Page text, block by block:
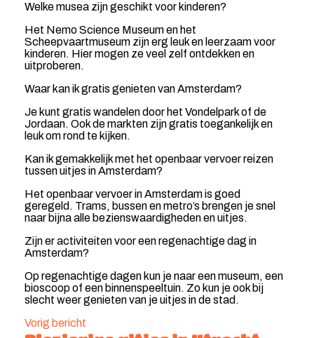
Welke musea zijn geschikt voor kinderen?
Het Nemo Science Museum en het
Scheepvaartmuseum zijn erg leuk en leerzaam voor
kinderen. Hier mogen ze veel zelf ontdekken en
uitproberen.
Waar kan ik gratis genieten van Amsterdam?
Je kunt gratis wandelen door het Vondelpark of de
Jordaan. Ook de markten zijn gratis toegankelijk en
leuk om rond te kijken.
Kan ik gemakkelijk met het openbaar vervoer reizen
tussen uitjes in Amsterdam?
Het openbaar vervoer in Amsterdam is goed
geregeld. Trams, bussen en metro’s brengen je snel
naar bijna alle bezienswaardigheden en uitjes.
Zijn er activiteiten voor een regenachtige dag in
Amsterdam?
Op regenachtige dagen kun je naar een museum, een
bioscoop of een binnenspeeltuin. Zo kun je ook bij
slecht weer genieten van je uitjes in de stad.
Vorig bericht